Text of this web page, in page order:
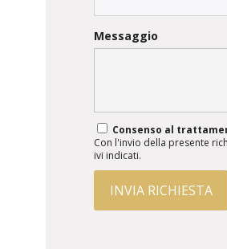
Messaggio
Consenso al
Con l'invio della presente
ivi indicati.
INVIA RICHIESTA